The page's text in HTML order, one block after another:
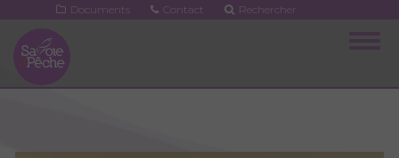
contenu
principal
Documents Contact Rechercher